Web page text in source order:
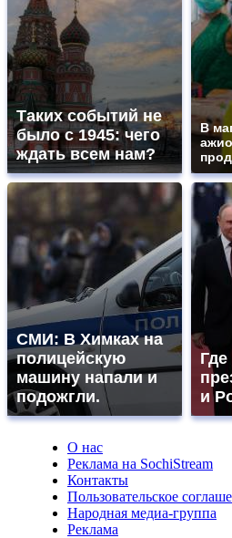
Таких событий не
было с 1945: чего
ждать всем нам?
В
СМИ: В Химках на
полицейскую
машину напали и
подожгли.
Где
и
О нас
Реклама на SochiStream
Контакты
Пользовательское
Народная медиа-группа
Реклама